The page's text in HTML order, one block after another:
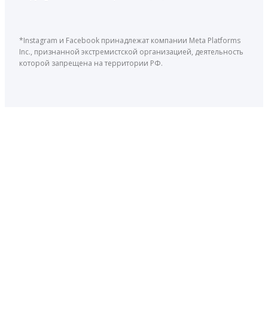
*Instagram и Facebook принадлежат компании Meta Platforms
Inc., признанной экстремистской организацией, деятельность
которой запрещена на территории РФ.